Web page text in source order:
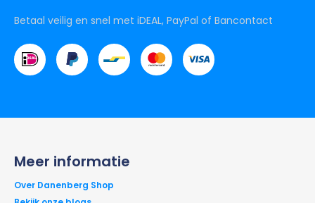
Betaal veilig en snel met iDEAL, PayPal of Bancontact
Meer informatie
Over Danenberg Shop